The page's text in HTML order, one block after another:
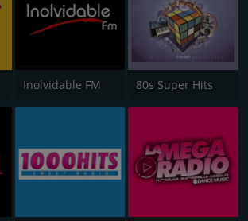
Inolvidable FM 80s Super Hits